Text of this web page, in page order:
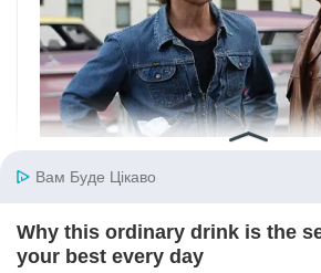
Вам Буде Цікаво
Why this ordinary drink is the
your best every day